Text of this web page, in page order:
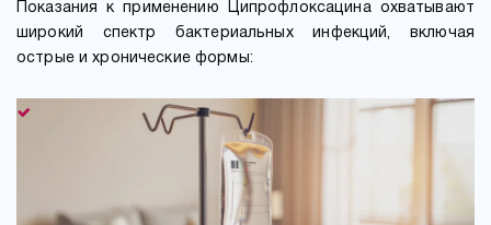
Показания к применению Ципрофлоксацина охватывают
широкий спектр бактериальных инфекций, включая
острые и хронические формы: